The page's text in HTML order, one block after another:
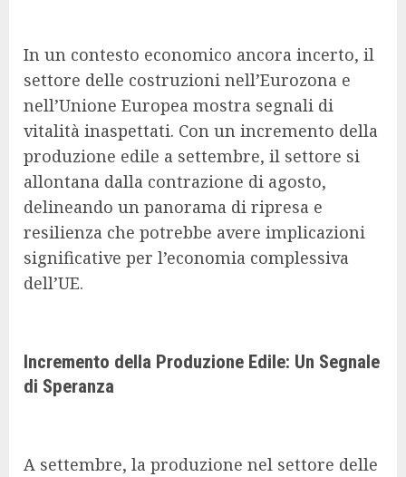
In un contesto economico ancora incerto, il
settore delle costruzioni nell’Eurozona e
nell’Unione Europea mostra segnali di
vitalità inaspettati. Con un incremento della
produzione edile a settembre, il settore si
allontana dalla contrazione di agosto,
delineando un panorama di ripresa e
resilienza che potrebbe avere implicazioni
significative per l’economia complessiva
dell’UE.
Incremento della Produzione Edile: Un Segnale
di Speranza
A settembre, la produzione nel settore delle